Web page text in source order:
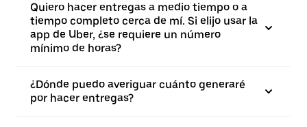
Quiero hacer entregas a medio tiempo o a
tiempo completo cerca de mí. Si elijo usar la
app de Uber, ¿se requiere un número
mínimo de horas?
¿Dónde puedo averiguar cuánto generaré
por hacer entregas?